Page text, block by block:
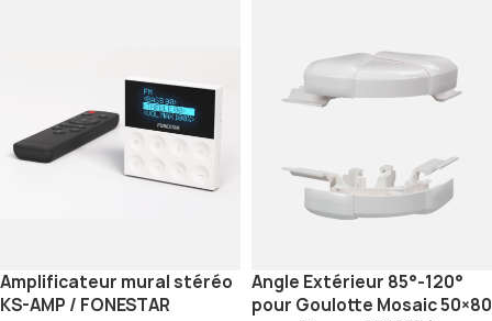
Amplificateur mural stéréo
KS-AMP / FONESTAR
Angle Extérieur 85°-120°
pour Goulotte Mosaic 50×80